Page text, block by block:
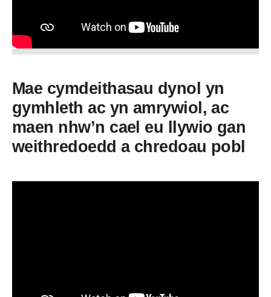
Mae cymdeithasau dynol yn
gymhleth ac yn amrywiol, ac
maen nhw’n cael eu llywio gan
weithredoedd a chredoau pobl